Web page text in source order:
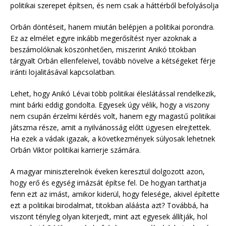
politikai szerepet építsen, és nem csak a háttérből befolyásolja
Orbán döntéseit, hanem miután belépjen a politikai porondra.
Ez az elmélet egyre inkább megerősítést nyer azoknak a
beszámolóknak köszönhetően, miszerint Anikó titokban
tárgyalt Orbán ellenfeleivel, tovább növelve a kétségeket férje
iránti lojalitásával kapcsolatban.
Lehet, hogy Anikó Lévai több politikai éleslátással rendelkezik,
mint bárki eddig gondolta. Egyesek úgy vélik, hogy a viszony
nem csupán érzelmi kérdés volt, hanem egy magastű politikai
játszma része, amit a nyilvánosság előtt ügyesen elrejtettek.
Ha ezek a vádak igazak, a következmények súlyosak lehetnek
Orbán Viktor politikai karrierje számára.
A magyar miniszterelnök éveken keresztül dolgozott azon,
hogy erő és egység imázsát építse fel. De hogyan tarthatja
fenn ezt az imást, amikor kiderül, hogy felesége, akivel építette
ezt a politikai birodalmat, titokban aláásta azt? Továbbá, ha
viszont tényleg olyan kiterjedt, mint azt egyesek állítják, hol